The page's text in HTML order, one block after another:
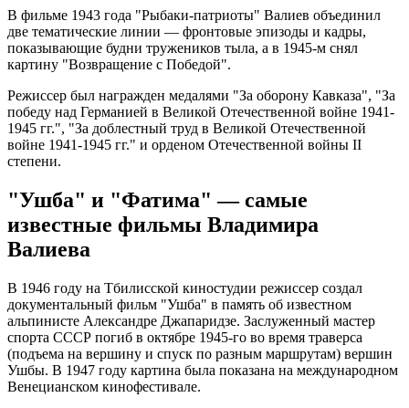
В фильме 1943 года "Рыбаки-патриоты" Валиев объединил
две тематические линии — фронтовые эпизоды и кадры,
показывающие будни тружеников тыла, а в 1945-м снял
картину "Возвращение с Победой".
Режиссер был награжден медалями "За оборону Кавказа", "За
победу над Германией в Великой Отечественной войне 1941-
1945 гг.", "За доблестный труд в Великой Отечественной
войне 1941-1945 гг." и орденом Отечественной войны II
степени.
"Ушба" и "Фатима" — самые
известные фильмы Владимира
Валиева
В 1946 году на Тбилисской киностудии режиссер создал
документальный фильм "Ушба" в память об известном
альпинисте Александре Джапаридзе. Заслуженный мастер
спорта СССР погиб в октябре 1945-го во время траверса
(подъема на вершину и спуск по разным маршрутам) вершин
Ушбы. В 1947 году картина была показана на международном
Венецианском кинофестивале.